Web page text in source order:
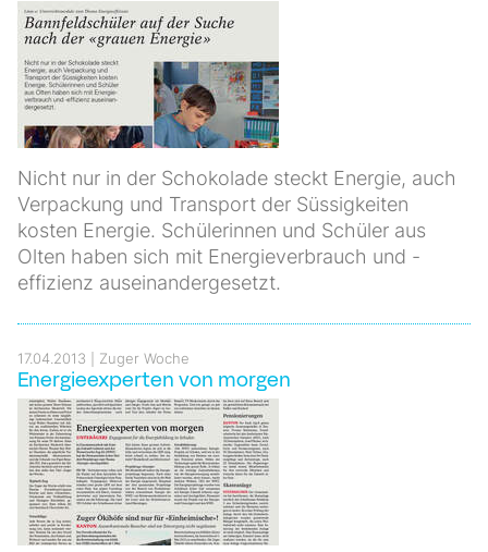
Nicht nur in der Schokolade steckt Energie, auch
Verpackung und Transport der Süssigkeiten
kosten Energie. Schülerinnen und Schüler aus
Olten haben sich mit Energieverbrauch und -
effizienz auseinandergesetzt.
17.04.2013 Zuger Woche
Energieexperten von morgen